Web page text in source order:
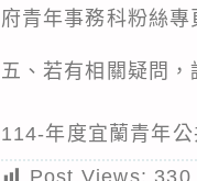
府青年事務科粉絲專
五、若有相關疑問
114-年度宜蘭青年
Post Views: 330